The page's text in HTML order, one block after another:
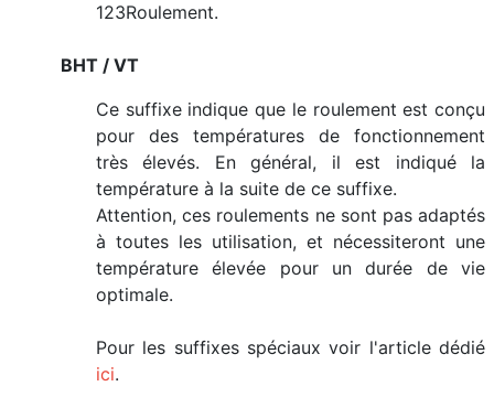
123Roulement.
BHT / VT
Ce suffixe indique que le roulement est conçu
pour des températures de fonctionnement
très élevés. En général, il est indiqué la
température à la suite de ce suffixe.
Attention, ces roulements ne sont pas adaptés
à toutes les utilisation, et nécessiteront une
température élevée pour un durée de vie
optimale.
Pour les suffixes spéciaux voir l'article dédié
ici.